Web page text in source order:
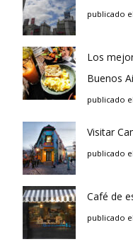
publicado
Los
Buenos
publicado
Visitar
publicado
Café de
publicado